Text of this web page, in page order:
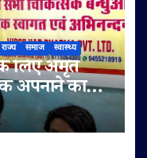
राज्य समाज स्वास्थ्य
लिए अमृत
अपनाने का